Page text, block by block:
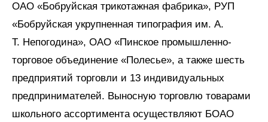
ОАО «Бобруйская трикотажная фабрика», РУП
«Бобруйская укрупненная типография им. А.
Т. Непогодина», ОАО «Пинское промышленно-
торговое объединение «Полесье», а также шесть
предприятий торговли и 13 индивидуальных
предпринимателей. Выносную торговлю товарами
школьного ассортимента осуществляют БОАО